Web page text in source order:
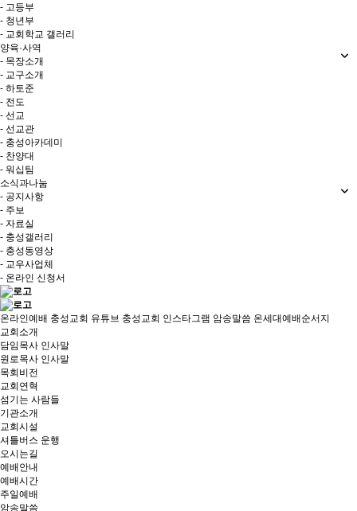
- 고등부
- 청년부
- 교회학교 갤러리
양육·사역
- 목장소개
- 교구소개
- 하토준
- 전도
- 선교
- 선교관
- 충성아카데미
- 찬양대
- 워십팀
소식과나눔
- 공지사항
- 주보
- 자료실
- 충성갤러리
- 충성동영상
- 교우사업체
- 온라인 신청서
온라인예배 충성교회 유튜브 충성교회 인스타그램 암송말씀 온세대예배순서지
교회소개
담임목사 인사말
원로목사 인사말
목회비전
교회연혁
섬기는 사람들
기관소개
교회시설
셔틀버스 운행
오시는길
예배안내
예배시간
주일예배
암송말씀